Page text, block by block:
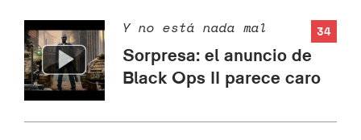
34
Y no está nada mal
Sorpresa: el anuncio de
Black Ops II parece caro